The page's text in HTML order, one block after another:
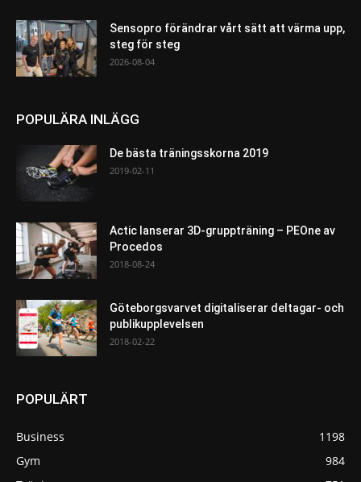
Sensopro förändrar vårt sätt att värma upp,
steg för steg
2026-08-04
POPULÄRA INLÄGG
De bästa träningsskorna 2019
2019-02-11
Actic lanserar 3D-gruppträning – PEOne av
Procedos
2018-08-24
Göteborgsvarvet digitaliserar deltagar- och
publikupplevelsen
2018-02-22
POPULÄRT
Business
1198
Gym
984